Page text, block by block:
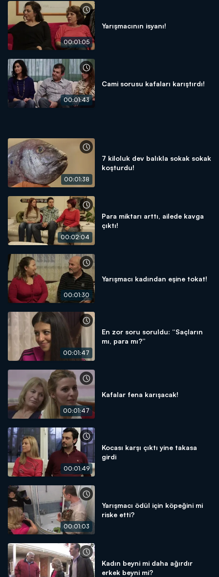
00:01:05
Yarışmacının isyanı!
00:01:43
Cami sorusu kafaları karıştırdı!
00:01:38
7 kiloluk dev balıkla sokak sokak
koşturdu!
00:02:04
Para miktarı arttı, ailede kavga
çıktı!
00:01:30
Yarışmacı kadından eşine tokat!
00:01:47
En zor soru soruldu: “Saçların
mı, para mı?”
00:01:47
Kafalar fena karışacak!
00:01:49
Kocası karşı çıktı yine takasa
girdi
00:01:03
Yarışmacı ödül için köpeğini mi
riske etti?
Kadın beyni mi daha ağırdır
erkek beyni mi?